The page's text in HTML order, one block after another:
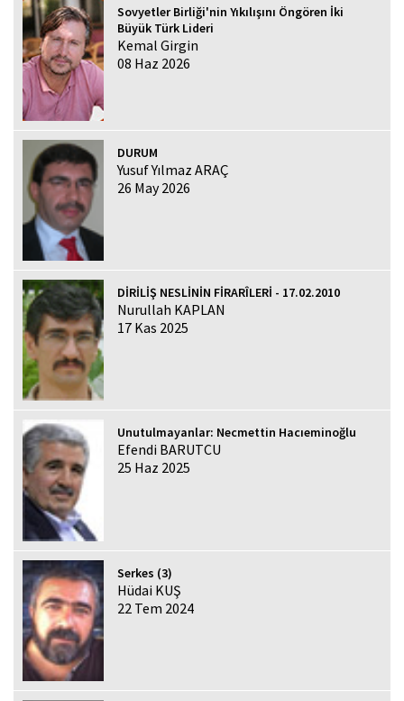
Sovyetler Birliği'nin Yıkılışını Öngören İki
Büyük Türk Lideri
Kemal Girgin
08 Haz 2026
DURUM
Yusuf Yılmaz ARAÇ
26 May 2026
DİRİLİŞ NESLİNİN FİRARÎLERİ - 17.02.2010
Nurullah KAPLAN
17 Kas 2025
Unutulmayanlar: Necmettin Hacıeminoğlu
Efendi BARUTCU
25 Haz 2025
Serkes (3)
Hüdai KUŞ
22 Tem 2024